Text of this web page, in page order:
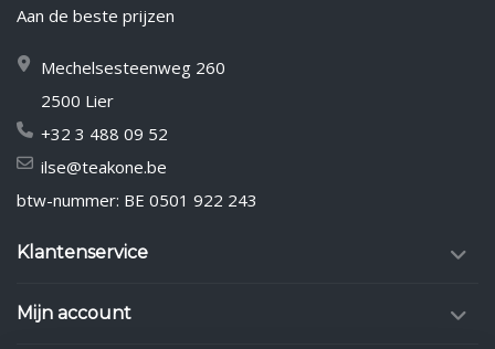
Aan de beste prijzen
Mechelsesteenweg 260
2500 Lier
+32 3 488 09 52
ilse@teakone.be
btw-nummer: BE 0501 922 243
Klantenservice
Mijn account